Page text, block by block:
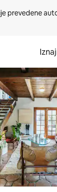
prevedene